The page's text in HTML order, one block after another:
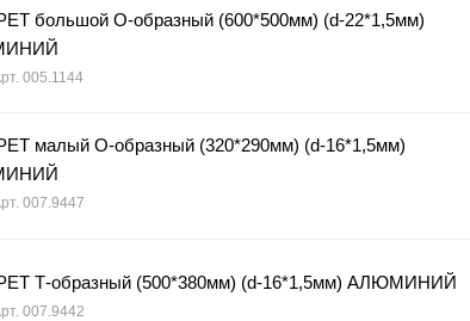
большой О-образный (600*500мм) (d-22*1,5мм)
005.1144
малый О-образный (320*290мм) (d-16*1,5мм)
007.9447
Т-образный (500*380мм) (d-16*1,5мм) АЛЮМИНИЙ
007.9442